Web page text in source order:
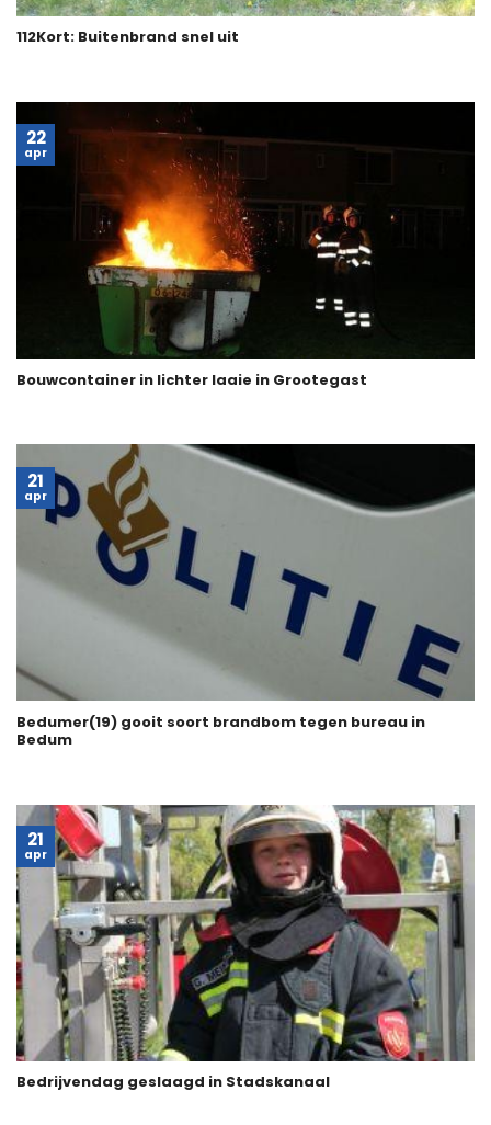
112Kort: Buitenbrand snel uit
Bouwcontainer in lichter laaie in Grootegast
22
apr
Bedumer(19) gooit soort brandbom tegen bureau in
Bedum
21
apr
Bedrijvendag geslaagd in Stadskanaal
21
apr